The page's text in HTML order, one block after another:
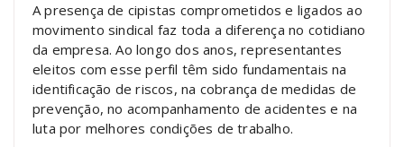
A presença de cipistas comprometidos e ligados ao
movimento sindical faz toda a diferença no cotidiano
da empresa. Ao longo dos anos, representantes
eleitos com esse perfil têm sido fundamentais na
identificação de riscos, na cobrança de medidas de
prevenção, no acompanhamento de acidentes e na
luta por melhores condições de trabalho.